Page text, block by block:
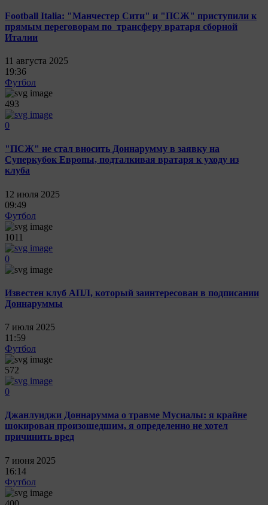
Football Italia: "Манчестер Сити" и "ПСЖ" приступили к
прямым переговорам по трансферу вратаря сборной
Италии
11 августа 2025
19:36
Футбол
493
0
"ПСЖ" не стал вносить Доннарумму в заявку на
Суперкубок Европы, подталкивая вратаря к уходу из
клуба
12 июля 2025
09:49
Футбол
1011
0
Известен клуб АПЛ, который заинтересован в подписании
Доннаруммы
7 июля 2025
11:59
Футбол
572
0
Джанлуиджи Доннарумма о травме Мусиалы: я крайне
шокирован произошедшим, я определенно не хотел
причинить вред
7 июня 2025
16:14
Футбол